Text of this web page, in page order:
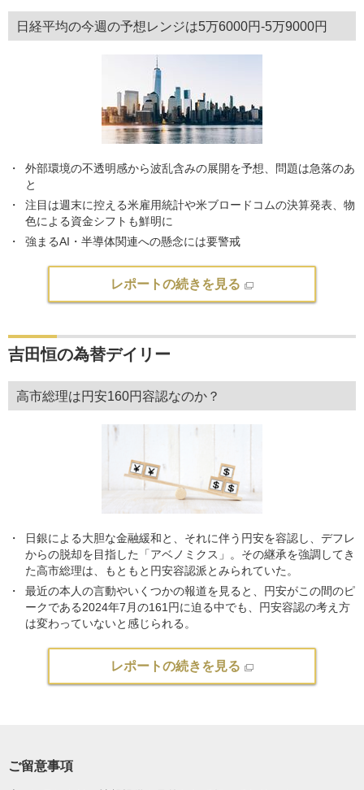
日経平均の今週の予想レンジは5万6000円-5万9000円
外部環境の不透明感から波乱含みの展開を予想、問題は急落のあ
と
注目は週末に控える米雇用統計や米ブロードコムの決算発表、物
色による資金シフトも鮮明に
強まるAI・半導体関連への懸念には要警戒
レポートの続きを見る
吉田恒の為替デイリー
高市総理は円安160円容認なのか？
日銀による大胆な金融緩和と、それに伴う円安を容認し、デフレ
からの脱却を目指した「アベノミクス」。その継承を強調してき
た高市総理は、もともと円安容認派とみられていた。
最近の本人の言動やいくつかの報道を見ると、円安がこの間のピ
ークである2024年7月の161円に迫る中でも、円安容認の考え方
は変わっていないと感じられる。
レポートの続きを見る
ご留意事項